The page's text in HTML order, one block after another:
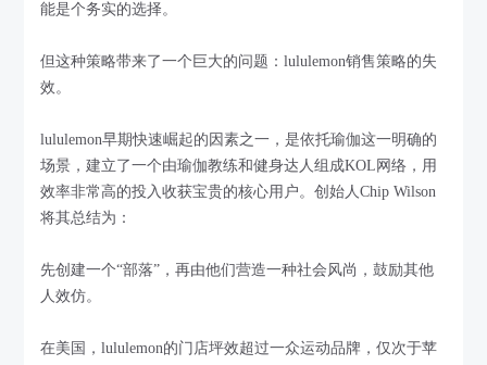
能是个务实的选择。
但这种策略带来了一个巨大的问题：lululemon销售策略的失
效。
lululemon早期快速崛起的因素之一，是依托瑜伽这一明确的
场景，建立了一个由瑜伽教练和健身达人组成KOL网络，用
效率非常高的投入收获宝贵的核心用户。创始人Chip Wilson
将其总结为：
先创建一个“部落”，再由他们营造一种社会风尚，鼓励其他
人效仿。
在美国，lululemon的门店坪效超过一众运动品牌，仅次于苹